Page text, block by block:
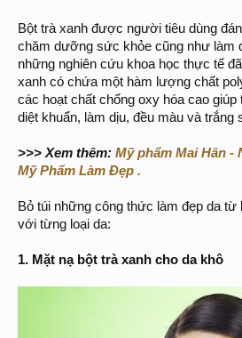
Bột trà xanh được người tiêu dùng
chăm dưỡng sức khỏe cũng như làm
những nghiên cứu khoa học thực tế
xanh có chứa một hàm lượng chất
các hoạt chất chống oxy hóa cao giúp
diệt khuẩn, làm dịu, đều màu và trắng
>>> Xem thêm: Mỹ phẩm Mai Hân -
Mỹ Phẩm Làm Đẹp .
Bỏ túi những công thức làm đẹp da từ
với từng loại da:
1. Mặt nạ bột trà xanh cho da khô